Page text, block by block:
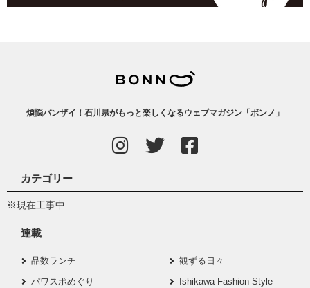
煩悩バンザイ！石川県がもっと楽しくなるウェブマガジン「ボンノ」
カテゴリー
※現在工事中
連載
品数ランチ
観ずる日々
パワスポめぐり
Ishikawa Fashion Style